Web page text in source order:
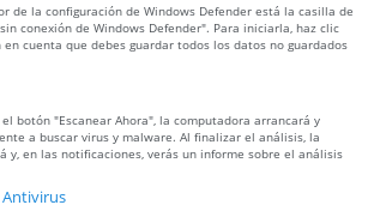
de la configuración de Windows Defender está la casilla de
conexión de Windows Defender". Para iniciarla, haz clic
en cuenta que debes guardar todos los datos no guardados
botón "Escanear Ahora", la computadora arrancará y
a buscar virus y malware. Al finalizar el análisis, la
y, en las notificaciones, verás un informe sobre el análisis